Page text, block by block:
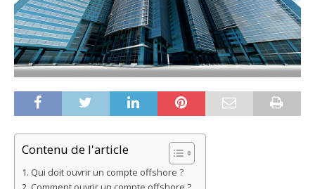
Contenu de l'article
Qui doit ouvrir un compte offshore ?